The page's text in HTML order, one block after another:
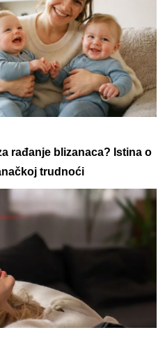
rađanje blizanaca? Istina o
trudnoći